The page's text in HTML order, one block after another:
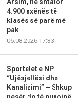
Arsim, në shtator
4.900 nxënës të
klasës së parë më
pak
06.08.2026 17:33
Sportelet e NP
“Ujësjellësi dhe
Kanalizimi” – Shkup